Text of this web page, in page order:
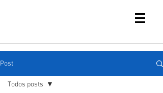
Post
Todos posts